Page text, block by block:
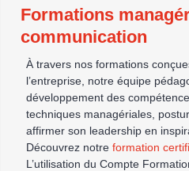
Formations
communication
À travers nos formations
l’entreprise, notre équipe
développement des
techniques managériales,
affirmer son leadership en
Découvrez notre formation
L’utilisation du Compte